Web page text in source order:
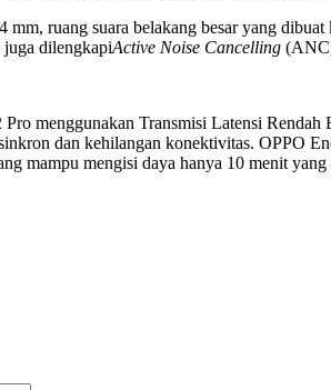
ruang suara belakang besar yang
dilengkapiActive Noise Cancelling
menggunakan Transmisi Latensi
dan kehilangan konektivitas. OPPO
mampu mengisi daya hanya 10 menit